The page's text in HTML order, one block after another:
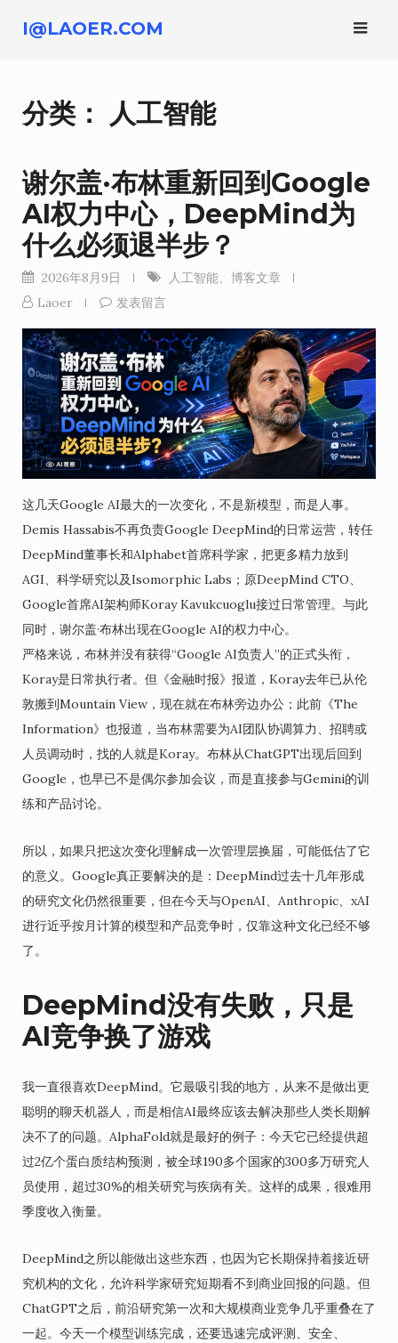
I@LAOER.COM
分类： 人工智能
谢尔盖·布林重新回到Google
AI权力中心，DeepMind为
什么必须退半步？
2026年8月9日 人工智能、 博客文章
Laoer
发表留言
这几天Google AI最大的一次变化，不是新模型，而是人事。
Demis Hassabis不再负责Google DeepMind的日常运营，转任
DeepMind董事长和Alphabet首席科学家，把更多精力放到
AGI、科学研究以及Isomorphic Labs；原DeepMind CTO、
Google首席AI架构师Koray Kavukcuoglu接过日常管理。与此
同时，谢尔盖·布林出现在Google AI的权力中心。
严格来说，布林并没有获得“Google AI负责人”的正式头衔，
Koray是日常执行者。但《金融时报》报道，Koray去年已从伦
敦搬到Mountain View，现在就在布林旁边办公；此前《The
Information》也报道，当布林需要为AI团队协调算力、招聘或
人员调动时，找的人就是Koray。布林从ChatGPT出现后回到
Google，也早已不是偶尔参加会议，而是直接参与Gemini的训
练和产品讨论。
所以，如果只把这次变化理解成一次管理层换届，可能低估了它
的意义。Google真正要解决的是：DeepMind过去十几年形成
的研究文化仍然很重要，但在今天与OpenAI、Anthropic、xAI
进行近乎按月计算的模型和产品竞争时，仅靠这种文化已经不够
了。
DeepMind没有失败，只是
AI竞争换了游戏
我一直很喜欢DeepMind。它最吸引我的地方，从来不是做出更
聪明的聊天机器人，而是相信AI最终应该去解决那些人类长期解
决不了的问题。AlphaFold就是最好的例子：今天它已经提供超
过2亿个蛋白质结构预测，被全球190多个国家的300多万研究人
员使用，超过30%的相关研究与疾病有关。这样的成果，很难用
季度收入衡量。
DeepMind之所以能做出这些东西，也因为它长期保持着接近研
究机构的文化，允许科学家研究短期看不到商业回报的问题。但
ChatGPT之后，前沿研究第一次和大规模商业竞争几乎重叠在了
一起。今天一个模型训练完成，还要迅速完成评测、安全、